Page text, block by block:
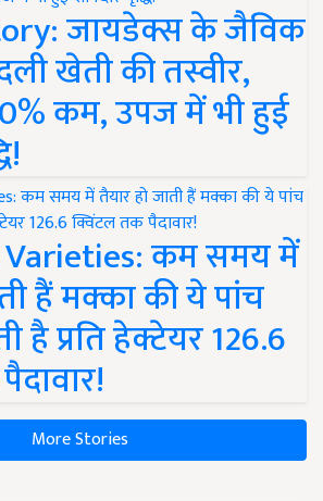
जायडेक्स के जैविक
खेती की तस्वीर,
कम, उपज में भी हुई
Varieties: कम समय में
हैं मक्का की ये पांच
है प्रति हेक्टेयर 126.6
More Stories